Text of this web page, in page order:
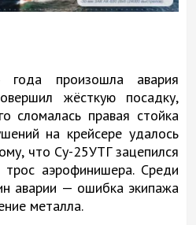
произошла авария
жёсткую посадку,
сломалась правая стойка
на крейсере удалось
что Су-25УТГ зацепился
аэрофинишера. Среди
аварии — ошибка экипажа
металла.